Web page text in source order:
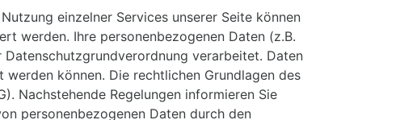
einzelner Services unserer Seite können
werden. Ihre personenbezogenen Daten (z.B.
Datenschutzgrundverordnung verarbeitet. Daten
können. Die rechtlichen Grundlagen des
Nachstehende Regelungen informieren Sie
personenbezogenen Daten durch den